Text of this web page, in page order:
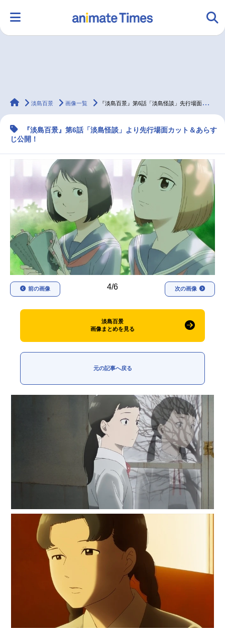
ラジオ みんなの声 グッズ 映画
マンガ・ラノベ
配信・Vtuber トレンド 無料マンガ
最新記事一覧
アニメ記事一覧 声優記事一覧
アニメ映画一覧 実写化映画一覧
今期アニメ曜日別一覧
春アニメ
秋アニメ 冬アニメ
FOLLOW US
animateTimes
淡島百景 画像一覧 『淡島百景』第6話「淡島怪談」先行場面カット＆あらすじ
『淡島百景』第6話「淡島怪談」より先行場面カット＆あらす
じ公開！
4/6
前の画像 次の画像
淡島百景
画像まとめを見る
元の記事へ戻る